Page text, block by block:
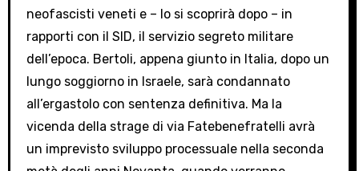
neofascisti veneti e – lo si scoprirà dopo – in
rapporti con il SID, il servizio segreto militare
dell’epoca. Bertoli, appena giunto in Italia, dopo un
lungo soggiorno in Israele, sarà condannato
all’ergastolo con sentenza definitiva. Ma la
vicenda della strage di via Fatebenefratelli avrà
un imprevisto sviluppo processuale nella seconda